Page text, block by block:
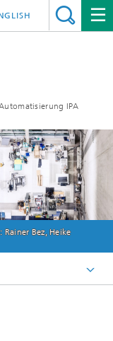
IPA
Bez, Heike